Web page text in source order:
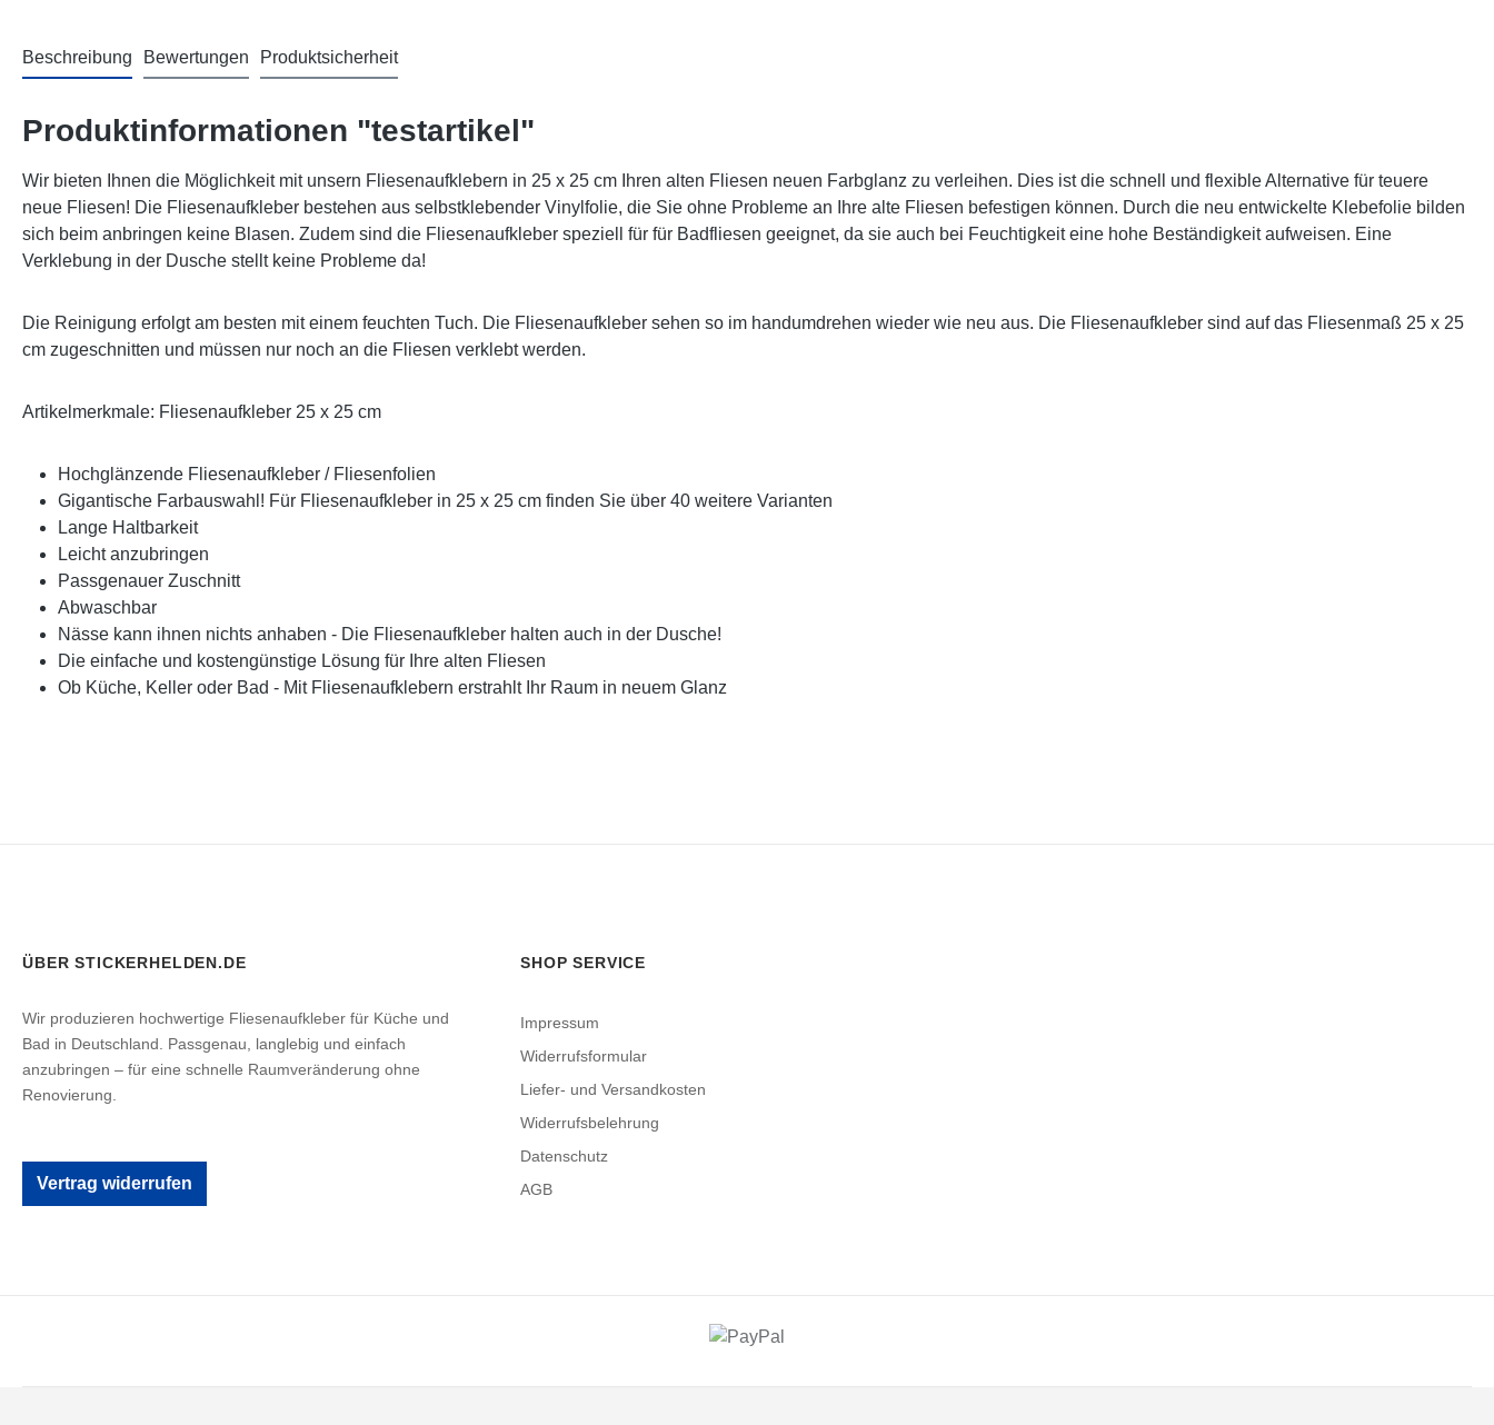
Beschreibung Bewertungen Produktsicherheit
Produktinformationen "testartikel"
Wir bieten Ihnen die Möglichkeit mit unsern Fliesenaufklebern in 25 x 25 cm Ihren alten Fliesen neuen Farbglanz zu verleihen. Dies ist die schnell und flexible Alternative für teuere
neue Fliesen! Die Fliesenaufkleber bestehen aus selbstklebender Vinylfolie, die Sie ohne Probleme an Ihre alte Fliesen befestigen können. Durch die neu entwickelte Klebefolie bilden
sich beim anbringen keine Blasen. Zudem sind die Fliesenaufkleber speziell für für Badfliesen geeignet, da sie auch bei Feuchtigkeit eine hohe Beständigkeit aufweisen. Eine
Verklebung in der Dusche stellt keine Probleme da!
Die Reinigung erfolgt am besten mit einem feuchten Tuch. Die Fliesenaufkleber sehen so im handumdrehen wieder wie neu aus. Die Fliesenaufkleber sind auf das Fliesenmaß 25 x 25
cm zugeschnitten und müssen nur noch an die Fliesen verklebt werden.
Artikelmerkmale: Fliesenaufkleber 25 x 25 cm
Hochglänzende Fliesenaufkleber / Fliesenfolien
Gigantische Farbauswahl! Für Fliesenaufkleber in 25 x 25 cm finden Sie über 40 weitere Varianten
Lange Haltbarkeit
Leicht anzubringen
Passgenauer Zuschnitt
Abwaschbar
Nässe kann ihnen nichts anhaben - Die Fliesenaufkleber halten auch in der Dusche!
Die einfache und kostengünstige Lösung für Ihre alten Fliesen
Ob Küche, Keller oder Bad - Mit Fliesenaufklebern erstrahlt Ihr Raum in neuem Glanz
ÜBER STICKERHELDEN.DE
Wir produzieren hochwertige Fliesenaufkleber für Küche und
Bad in Deutschland. Passgenau, langlebig und einfach
anzubringen – für eine schnelle Raumveränderung ohne
Renovierung.
Vertrag widerrufen
SHOP SERVICE
Impressum
Widerrufsformular
Liefer- und Versandkosten
Widerrufsbelehrung
Datenschutz
AGB